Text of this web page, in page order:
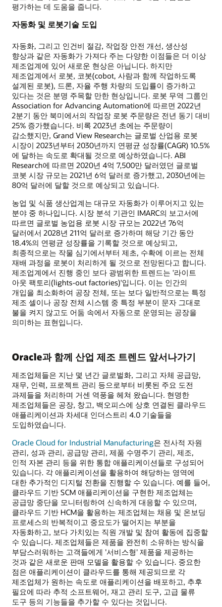
평가하는 데 도움을 줍니다.
자동화 및 로봇기술 도입
자동화, 그리고 인건비 절감, 작업장 안전 개선, 생산성
향상과 같은 자동화가 가져다 주는 다양한 이점들은 더 이상
제조업계에 있어 새로운 현상은 아닙니다. 하지만
제조업계에서 로봇, 코봇(cobot, 사람과 함께 작업하도록
설계된 로봇), 드론, 자율 주행 차량의 도입률이 증가하고
있다는 것은 분명 주목할 만한 현상입니다. 로봇 무역 그룹인
Association for Advancing Automation에 따르면 2022년
2분기 동안 북미에서의 작업장 로봇 주문량은 전년 동기 대비
25% 증가했습니다. 비록 2023년 초에는 주문량이
감소했지만, Grand View Research는 글로벌 산업용 로봇
시장이 2023년부터 2030년까지 연평균 성장률(CAGR) 10.5%
에 달하는 속도로 확대될 것으로 예상하였습니다. ABI
Research에 따르면 2020년 4억 7,500만 달러였던 글로벌
코봇 시장 규모는 2021년 6억 달러로 증가했고, 2030년에는
80억 달러에 달할 것으로 예상되고 있습니다.
농업 및 식품 생산업계는 대규모 자동화가 이루어지고 있는
분야 중 하나입니다. 시장 분석 기관인 IMARC의 보고서에
따르면 글로벌 농업용 로봇 시장 규모는 2022년 76억
달러에서 2028년 211억 달러로 증가하며 해당 기간 동안
18.4%의 연평균 성장률을 기록할 것으로 예상되고,
최종적으로는 작물 심기에서부터 제초, 수확에 이르는 전체
재배 과정을 로봇이 처리하게 될 것으로 전망된다고 합니다.
제조업계에서 진행 중인 보다 광범위한 트렌드는 '라이트
아웃 팩토리(lights-out factories)'입니다. 이는 인간의
개입을 최소화하여 공장 전체, 또는 보다 일반적으로는 특정
제조 셀이나 공장 전체 시스템 중 특정 부분이 문자 그대로
불을 켜지 않고도 어둠 속에서 자동으로 운영되는 공장을
의미하는 표현입니다.
Oracle과 함께 산업 제조 트렌드 앞서나가기
제조업체들은 지난 몇 년간 글로벌화, 그리고 자체 공급망,
재무, 인력, 프로젝트 관리 등으로부터 비롯된 주요 도전
과제들을 처리하며 거센 역풍을 헤쳐 왔습니다. 현명한
제조업체들은 공장, 창고, 백오피스에 상호 연결된 클라우드
애플리케이션과 차세대 인더스트리 4.0 기술들을
도입하였습니다.
Oracle Cloud for Industrial Manufacturing은 전사적 자원
관리, 성과 관리, 공급망 관리, 제품 수명주기 관리, 제조,
인적 자본 관리 등을 위한 통합 애플리케이션들로 구성되어
있습니다. 각 애플리케이션을 활용하여 해당하는 영역에
대한 추가적인 디지털 전환을 진행할 수 있습니다. 예를 들어,
클라우드 기반 SCM 애플리케이션을 구현한 제조업체는
공급망 중단을 모니터링하여 신속하게 대응할 수 있으며,
클라우드 기반 HCM을 활용하는 제조업체는 채용 및 온보딩
프로세스의 반복적이고 중요도가 떨어지는 부분을
자동화하고, 보다 가치있는 직원 개발 및 참여 활동에 집중할
수 있습니다. 제조업체들은 제품을 완전히 소유하는 방식을
부담스러워하는 고객들에게 '서비스형' 제품을 제공하는
것과 같은 새로운 판매 모델을 활용할 수 있습니다. 중요한
점은 애플리케이션이 클라우드를 통해 제공되므로 각
제조업체가 원하는 속도로 애플리케이션을 배포하고, 추후
필요에 따라 추적 소프트웨어, 재고 관리 도구, 고급 물류
도구 등의 기능들을 추가할 수 있다는 것입니다.